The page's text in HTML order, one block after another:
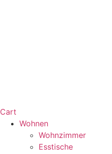
Cart
Wohnen
Wohnzimmer
Esstische